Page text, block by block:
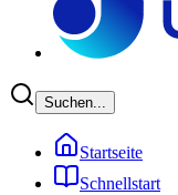
Suchen...
Startseite
Schnellstart